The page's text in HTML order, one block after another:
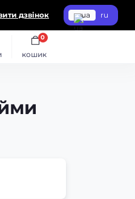
дзвінок ua ru
кошик
0